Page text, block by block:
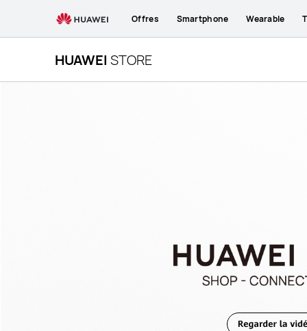
Store
Offres Smartphone Wearable
HUAWEI STORE